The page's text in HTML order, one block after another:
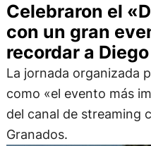
Celebraron el
con un gran
recordar a Diego
La jornada organizada
como «el evento más
del canal de streaming
Granados.